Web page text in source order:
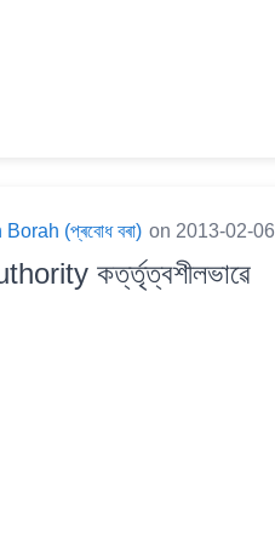
(প্ৰবোধ বৰা) on 2013-02-06
কৰ্ত্তৃত্বশীলভাৱে